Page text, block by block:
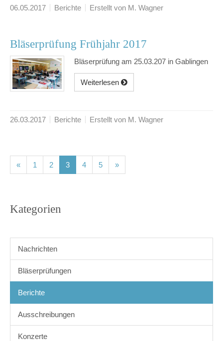
06.05.2017 Berichte Erstellt von M. Wagner
Bläserprüfung Frühjahr 2017
Bläserprüfung am 25.03.207 in Gablingen
Weiterlesen
26.03.2017 Berichte Erstellt von M. Wagner
« 1 (current)
2(current)
3(current)
4(current)
5(current)
»
Kategorien
Nachrichten
Bläserprüfungen
Berichte
Ausschreibungen
Konzerte